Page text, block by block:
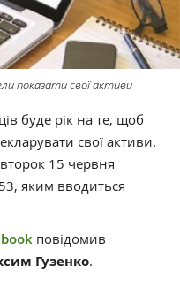
показати свої активи
буде рік на те, щоб
свої активи.
15 червня
яким вводиться
повідомив
Гузенко.